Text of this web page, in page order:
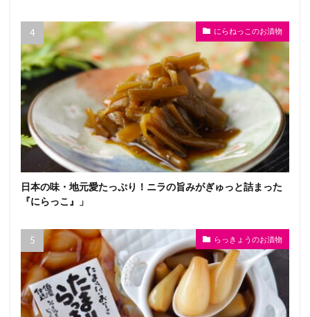
にらねっこのお漬物
日本の味・地元愛たっぷり！ニラの旨みがぎゅっと詰まった
『にらっこ』」
らっきょうのお漬物